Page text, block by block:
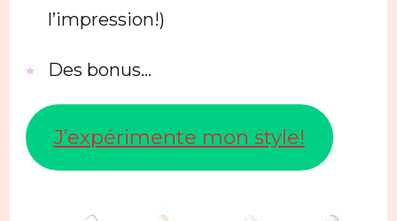
l’impression!)
Des bonus…
J’expérimente mon style!